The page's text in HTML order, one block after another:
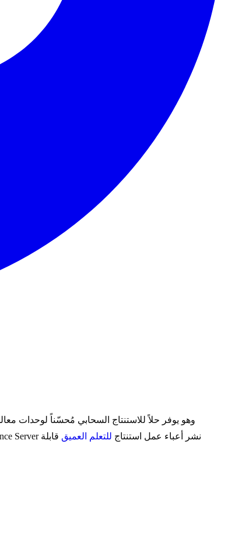
مع Triton Inference Server نشر أعباء عمل استنتاج للتعلم العميق قابلة